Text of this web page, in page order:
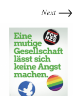
Next →